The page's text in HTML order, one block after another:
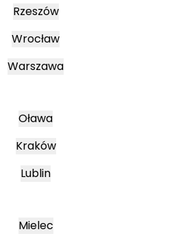
Rzeszów
Wrocław
Warszawa
Oława
Kraków
Lublin
Mielec